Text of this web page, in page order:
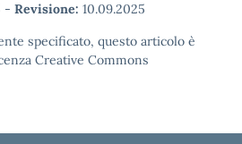
- Revisione: 10.09.2025
specificato, questo articolo è
Creative Commons